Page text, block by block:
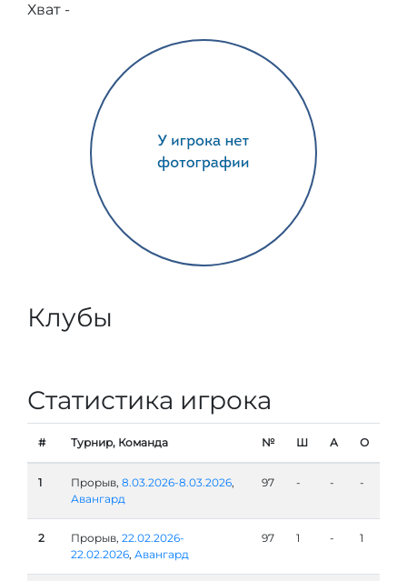
Хват -
Клубы
Статистика игрока
# Турнир, Команда № Ш А О
1 Прорыв, 8.03.2026-8.03.2026,
Авангард
97 - - -
2 Прорыв, 22.02.2026-
22.02.2026, Авангард
97 1 - 1